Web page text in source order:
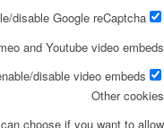
disable Google reCaptcha.
and Youtube video embeds:
disable video embeds.
Other cookies
choose if you want to allow